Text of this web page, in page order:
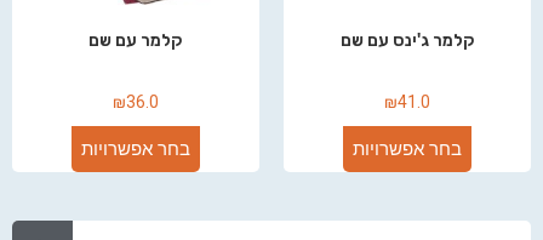
קלמר ג'ינס עם שם
₪41.0
בחר אפשרויות
קלמר עם שם
₪36.0
בחר אפשרויות